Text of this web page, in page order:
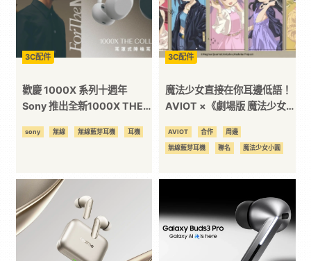
戲
｜
動
漫
二
次
3C配件
歡慶 1000X 系列十週年
Sony 推出全新1000X THE
造全新風格再創旗艦經典
sony 無線 無線藍芽耳機 耳機
3C配件
魔法少女直接在你耳邊低語！
AVIOT ×《劇場版 魔法少女
名無線耳機登場
AVIOT 合作 周邊
無線藍芽耳機 聯名 魔法少女小圓